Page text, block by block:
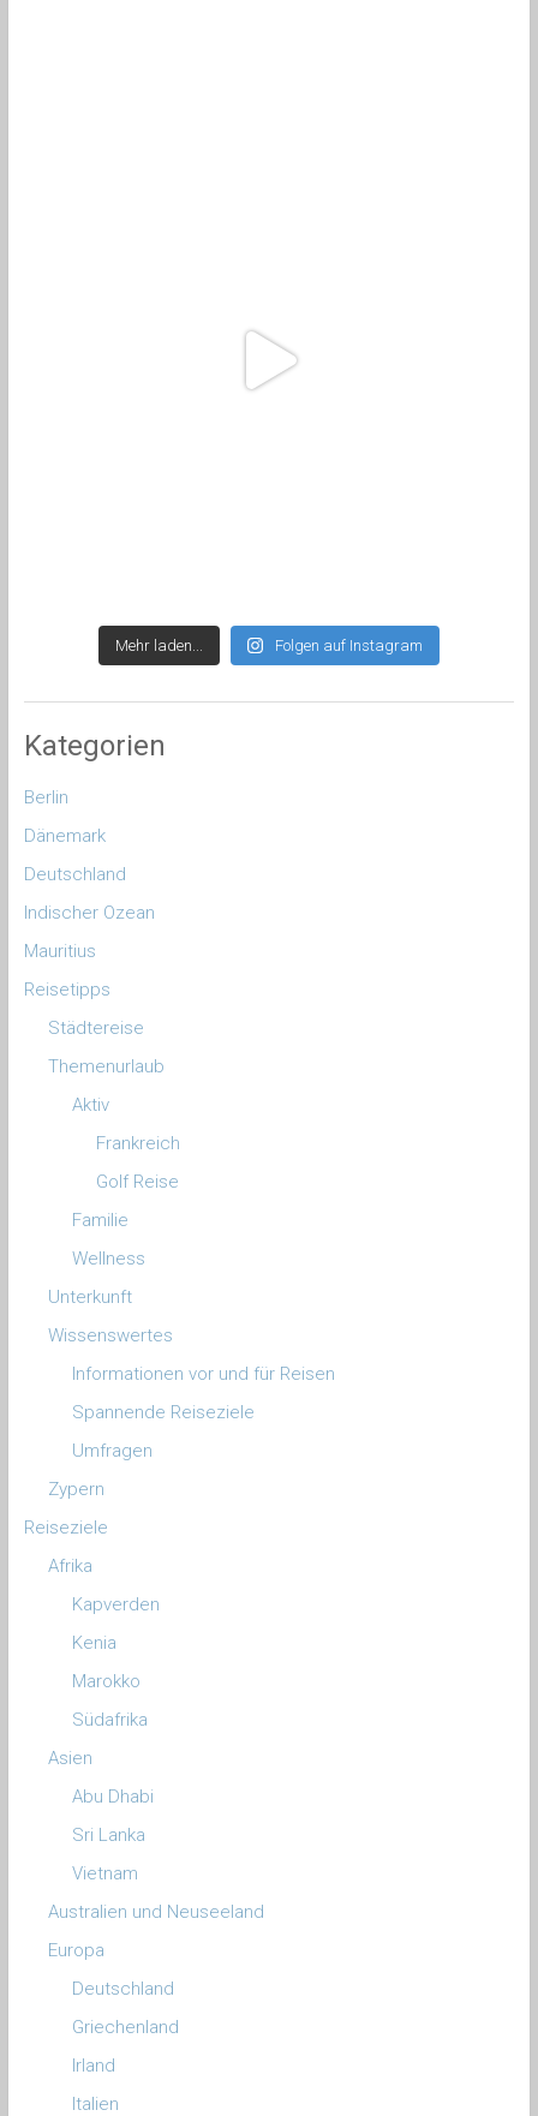
Mehr laden... Folgen auf Instagram
Kategorien
Berlin
Dänemark
Deutschland
Indischer Ozean
Mauritius
Reisetipps
Städtereise
Themenurlaub
Aktiv
Frankreich
Golf Reise
Familie
Wellness
Unterkunft
Wissenswertes
Informationen vor und für Reisen
Spannende Reiseziele
Umfragen
Zypern
Reiseziele
Afrika
Kapverden
Kenia
Marokko
Südafrika
Asien
Abu Dhabi
Sri Lanka
Vietnam
Australien und Neuseeland
Europa
Deutschland
Griechenland
Irland
Italien